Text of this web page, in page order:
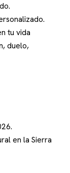
tu vida
duelo,
en la Sierra